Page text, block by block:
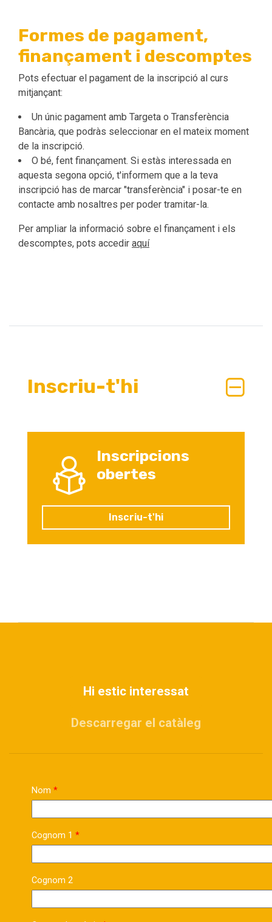
Formes de pagament,
finançament i descomptes
Pots efectuar el pagament de la inscripció al curs
mitjançant:
Un únic pagament amb Targeta o Transferència
Bancària, que podràs seleccionar en el mateix moment
de la inscripció.
O bé, fent finançament. Si estàs interessada en
aquesta segona opció, t'informem que a la teva
inscripció has de marcar "transferència" i posar-te en
contacte amb nosaltres per poder tramitar-la.
Per ampliar la informació sobre el finançament i els
descomptes, pots accedir aquí
Inscriu-t'hi
Inscripcions
obertes
Inscriu-t'hi
Hi estic interessat
Descarregar el catàleg
Nom
Cognom 1
Cognom 2